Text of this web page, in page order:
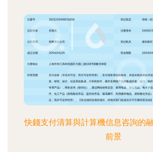
快錢支付清算與計算機信息咨詢的
前景